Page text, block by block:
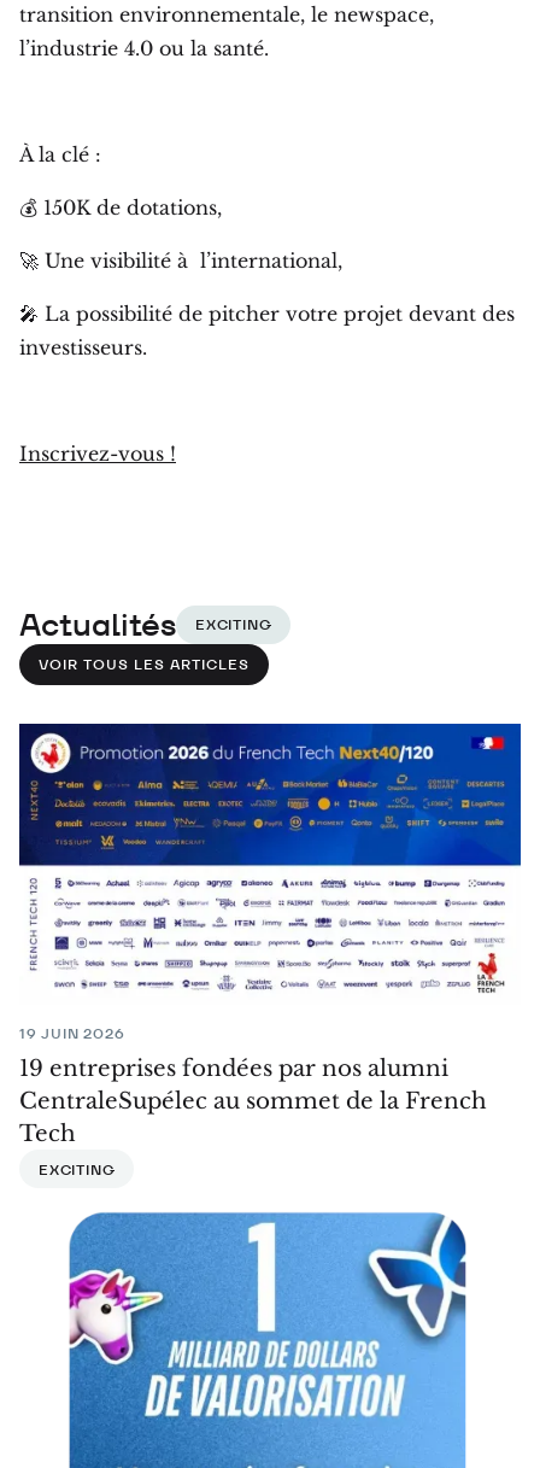
transition environnementale, le newspace,
l’industrie 4.0 ou la santé.
À la clé :
💰 150K de dotations,
🚀 Une visibilité à l’international,
🎤 La possibilité de pitcher votre projet devant des
investisseurs.
Inscrivez-vous !
Actualités EXCITING
VOIR TOUS LES ARTICLES
19 JUIN 2026
19 entreprises fondées par nos alumni
CentraleSupélec au sommet de la French
Tech
EXCITING